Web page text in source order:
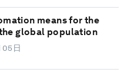
means for the
global population
05日